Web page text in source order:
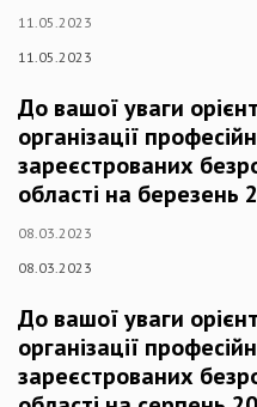
11.05.2023
11.05.2023
До вашої уваги
організації
зареєстрованих
області на березень
08.03.2023
08.03.2023
До вашої уваги
організації
зареєстрованих